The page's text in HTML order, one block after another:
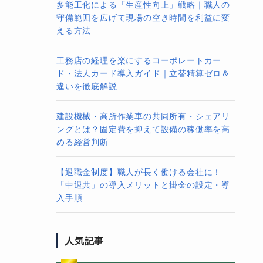
多能工化による「生産性向上」戦略｜職人の
守備範囲を広げて現場の空き時間を利益に変
える方法
工務店の経理を楽にするコーポレートカー
ド・法人カード導入ガイド｜立替精算ゼロ＆
違いを徹底解説
建設機械・高所作業車の共同所有・シェアリ
ングとは？固定費を抑えて設備の稼働率を高
める経営判断
【退職金制度】職人が長く働ける会社に！
「中退共」の導入メリットと掛金の設定・導
入手順
人気記事